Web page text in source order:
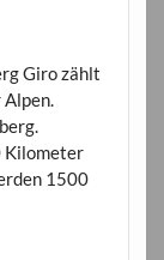
Giro zählt
Kilometer
1500